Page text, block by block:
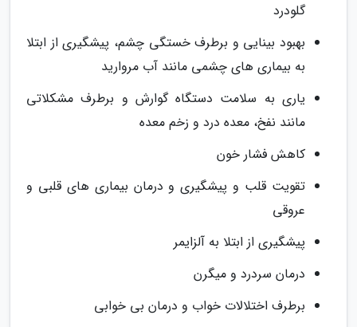
گلودرد
بهبود بینایی و برطرف خستگی چشم، پیشگیری از ابتلا
به بیماری های چشمی مانند آب مروارید
یاری به سلامت دستگاه گوارش و برطرف مشکلاتی
مانند نفخ، معده درد و زخم معده
کاهش فشار خون
تقویت قلب و پیشگیری و درمان بیماری های قلبی و
عروقی
پیشگیری از ابتلا به آلزایمر
درمان سردرد و میگرن
برطرف اختلالات خواب و درمان بی خوابی